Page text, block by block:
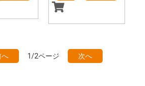
へ 1/2ページ 次へ